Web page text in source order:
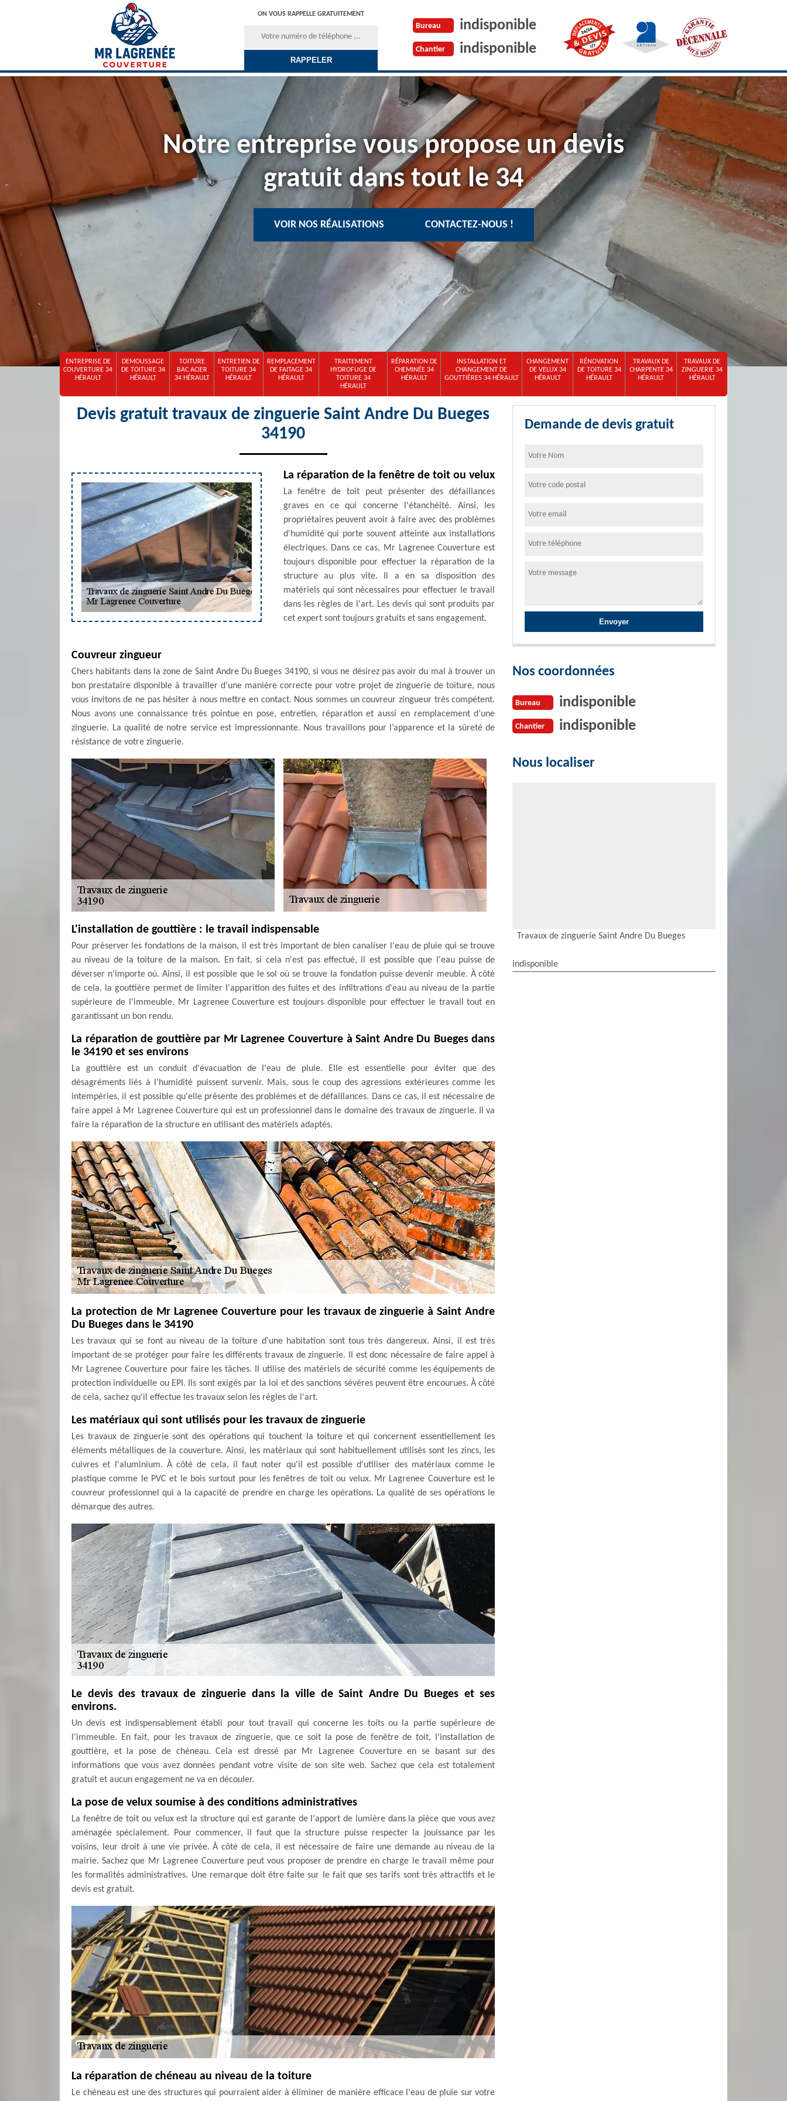
ON VOUS RAPPELLE GRATUITEMENT
Bureau indisponible
Chantier indisponible
Notre entreprise vous propose un devis
gratuit dans tout le 34
VOIR NOS RÉALISATIONS CONTACTEZ-NOUS !
ENTREPRISE DE
COUVERTURE 34
HÉRAULT
DEMOUSSAGE
DE TOITURE 34
HÉRAULT
TOITURE
BAC ACIER
34 HÉRAULT
ENTRETIEN DE
TOITURE 34
HÉRAULT
REMPLACEMENT
DE FAITAGE 34
HÉRAULT
TRAITEMENT
HYDROFUGE DE
TOITURE 34
HÉRAULT
RÉPARATION DE
CHEMINÉE 34
HÉRAULT
INSTALLATION ET
CHANGEMENT DE
GOUTTIÈRES 34 HÉRAULT
CHANGEMENT
DE VELUX 34
HÉRAULT
RÉNOVATION
DE TOITURE 34
HÉRAULT
TRAVAUX DE
CHARPENTE 34
HÉRAULT
TRAVAUX DE
ZINGUERIE 34
HÉRAULT
Devis gratuit travaux de zinguerie Saint Andre Du Bueges
34190
La réparation de la fenêtre de toit ou velux
La fenêtre de toit peut présenter des défaillances
graves en ce qui concerne l'étanchéité. Ainsi, les
propriétaires peuvent avoir à faire avec des problèmes
d'humidité qui porte souvent atteinte aux installations
électriques. Dans ce cas, Mr Lagrenee Couverture est
toujours disponible pour effectuer la réparation de la
structure au plus vite. Il a en sa disposition des
matériels qui sont nécessaires pour effectuer le travail
dans les règles de l'art. Les devis qui sont produits par
cet expert sont toujours gratuits et sans engagement.
Couvreur zingueur
Chers habitants dans la zone de Saint Andre Du Bueges 34190, si vous ne désirez pas avoir du mal à trouver un
bon prestataire disponible à travailler d’une manière correcte pour votre projet de zinguerie de toiture, nous
vous invitons de ne pas hésiter à nous mettre en contact. Nous sommes un couvreur zingueur très compétent.
Nous avons une connaissance très pointue en pose, entretien, réparation et aussi en remplacement d’une
zinguerie. La qualité de notre service est impressionnante. Nous travaillons pour l’apparence et la sûreté de
résistance de votre zinguerie.
L'installation de gouttière : le travail indispensable
Pour préserver les fondations de la maison, il est très important de bien canaliser l'eau de pluie qui se trouve
au niveau de la toiture de la maison. En fait, si cela n'est pas effectué, il est possible que l'eau puisse de
déverser n'importe où. Ainsi, il est possible que le sol où se trouve la fondation puisse devenir meuble. À côté
de cela, la gouttière permet de limiter l'apparition des fuites et des infiltrations d'eau au niveau de la partie
supérieure de l'immeuble. Mr Lagrenee Couverture est toujours disponible pour effectuer le travail tout en
garantissant un bon rendu.
La réparation de gouttière par Mr Lagrenee Couverture à Saint Andre Du Bueges dans
le 34190 et ses environs
La gouttière est un conduit d'évacuation de l'eau de pluie. Elle est essentielle pour éviter que des
désagréments liés à l'humidité puissent survenir. Mais, sous le coup des agressions extérieures comme les
intempéries, il est possible qu'elle présente des problèmes et de défaillances. Dans ce cas, il est nécessaire de
faire appel à Mr Lagrenee Couverture qui est un professionnel dans le domaine des travaux de zinguerie. Il va
faire la réparation de la structure en utilisant des matériels adaptés.
La protection de Mr Lagrenee Couverture pour les travaux de zinguerie à Saint Andre
Du Bueges dans le 34190
Les travaux qui se font au niveau de la toiture d'une habitation sont tous très dangereux. Ainsi, il est très
important de se protéger pour faire les différents travaux de zinguerie. Il est donc nécessaire de faire appel à
Mr Lagrenee Couverture pour faire les tâches. Il utilise des matériels de sécurité comme les équipements de
protection individuelle ou EPI. Ils sont exigés par la loi et des sanctions sévères peuvent être encourues. À côté
de cela, sachez qu'il effectue les travaux selon les règles de l'art.
Les matériaux qui sont utilisés pour les travaux de zinguerie
Les travaux de zinguerie sont des opérations qui touchent la toiture et qui concernent essentiellement les
éléments métalliques de la couverture. Ainsi, les matériaux qui sont habituellement utilisés sont les zincs, les
cuivres et l'aluminium. À côté de cela, il faut noter qu'il est possible d'utiliser des matériaux comme le
plastique comme le PVC et le bois surtout pour les fenêtres de toit ou velux. Mr Lagrenee Couverture est le
couvreur professionnel qui a la capacité de prendre en charge les opérations. La qualité de ses opérations le
démarque des autres.
Le devis des travaux de zinguerie dans la ville de Saint Andre Du Bueges et ses
environs.
Un devis est indispensablement établi pour tout travail qui concerne les toits ou la partie supérieure de
l'immeuble. En fait, pour les travaux de zinguerie, que ce soit la pose de fenêtre de toit, l'installation de
gouttière, et la pose de chéneau. Cela est dressé par Mr Lagrenee Couverture en se basant sur des
informations que vous avez données pendant votre visite de son site web. Sachez que cela est totalement
gratuit et aucun engagement ne va en découler.
La pose de velux soumise à des conditions administratives
La fenêtre de toit ou velux est la structure qui est garante de l'apport de lumière dans la pièce que vous avez
aménagée spécialement. Pour commencer, il faut que la structure puisse respecter la jouissance par les
voisins, leur droit à une vie privée. À côté de cela, il est nécessaire de faire une demande au niveau de la
mairie. Sachez que Mr Lagrenee Couverture peut vous proposer de prendre en charge le travail même pour
les formalités administratives. Une remarque doit être faite sur le fait que ses tarifs sont très attractifs et le
devis est gratuit.
La réparation de chéneau au niveau de la toiture
Le chéneau est une des structures qui pourraient aider à éliminer de manière efficace l'eau de pluie sur votre
Demande de devis gratuit
Nos coordonnées
Bureau indisponible
Chantier indisponible
Nous localiser
Travaux de zinguerie Saint Andre Du Bueges
indisponible